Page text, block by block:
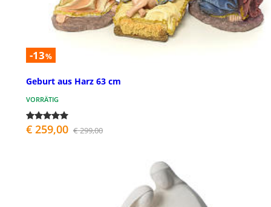
-13%
Geburt aus Harz 63 cm
VORRÄTIG
€ 259,00 € 299,00